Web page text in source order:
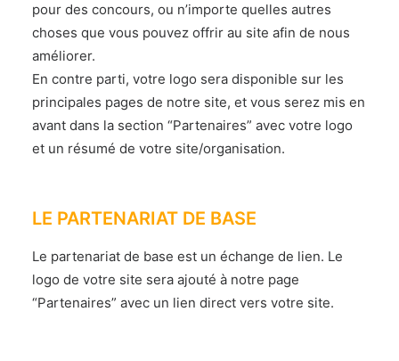
pour des concours, ou n’importe quelles autres
choses que vous pouvez offrir au site afin de nous
améliorer.
En contre parti, votre logo sera disponible sur les
principales pages de notre site, et vous serez mis en
avant dans la section “Partenaires” avec votre logo
et un résumé de votre site/organisation.
LE PARTENARIAT DE BASE
Le partenariat de base est un échange de lien. Le
logo de votre site sera ajouté à notre page
“Partenaires” avec un lien direct vers votre site.